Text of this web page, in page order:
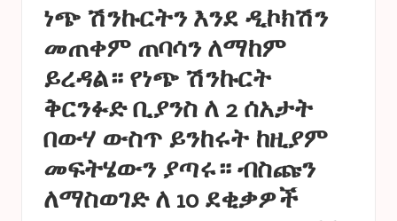
ነጭ ሽንኩርትን እንደ ዲኮክሽን
መጠቀም ጠባሳን ለማከም
ይረዳል። የነጭ ሽንኩርት
ቅርንፉድ ቢያንስ ለ 2 ሰአታት
በውሃ ውስጥ ይንከሩት ከዚያም
መፍትሄውን ያጣሩ። ብስጩን
ለማስወገድ ለ 10 ደቂቃዎች